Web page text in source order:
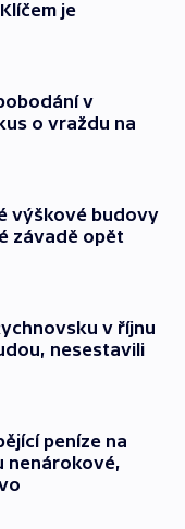
je
v
o vraždu na
výškové budovy
závadě opět
v říjnu
nesestavili
peníze na
nenárokové,